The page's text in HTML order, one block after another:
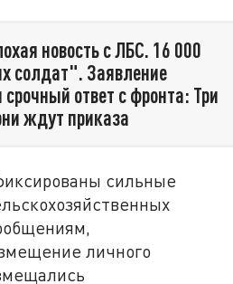
новость с ЛБС. 16 000
солдат". Заявление
срочный ответ с фронта: Три
ждут приказа
сильные
личного